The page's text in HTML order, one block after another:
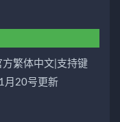
繁体中文|支持键
月20号更新